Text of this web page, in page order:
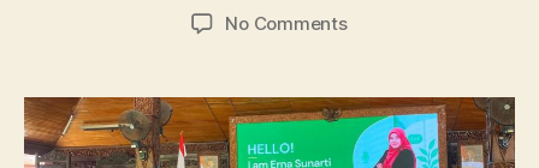
date
No Commentson
Unissula
Bekali
Mahasiswa